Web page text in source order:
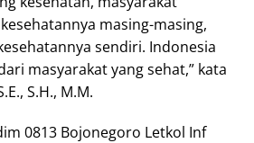
masing-masing,
sendiri. Indonesia
masyarakat yang sehat,” kata
S.H., M.M.
0813 Bojonegoro Letkol Inf